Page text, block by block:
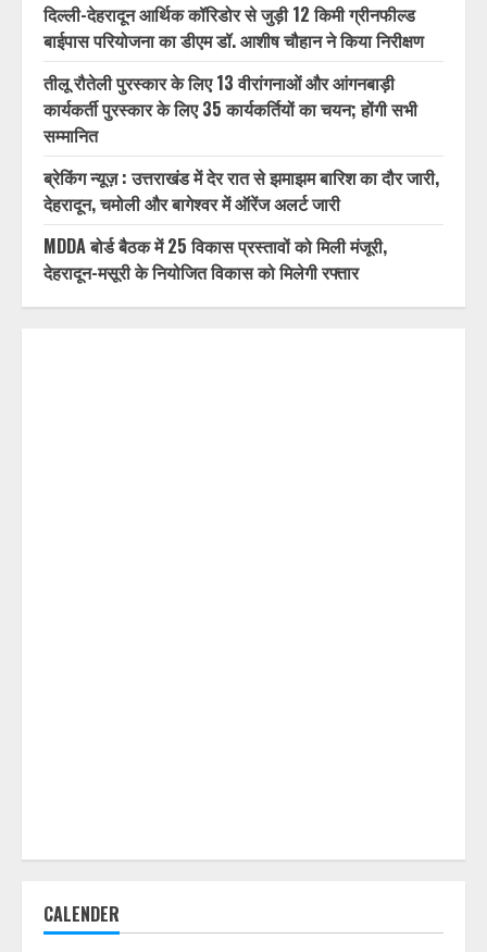
दिल्ली-देहरादून आर्थिक कॉरिडोर से जुड़ी 12 किमी ग्रीनफील्ड
बाईपास परियोजना का डीएम डॉ. आशीष चौहान ने किया निरीक्षण
तीलू रौतेली पुरस्कार के लिए 13 वीरांगनाओं और आंगनबाड़ी
कार्यकर्ती पुरस्कार के लिए 35 कार्यकर्तियों का चयन; होंगी सभी
सम्मानित
ब्रेकिंग न्यूज़ : उत्तराखंड में देर रात से झमाझम बारिश का दौर जारी,
देहरादून, चमोली और बागेश्वर में ऑरेंज अलर्ट जारी
MDDA बोर्ड बैठक में 25 विकास प्रस्तावों को मिली मंजूरी,
देहरादून-मसूरी के नियोजित विकास को मिलेगी रफ्तार
CALENDER